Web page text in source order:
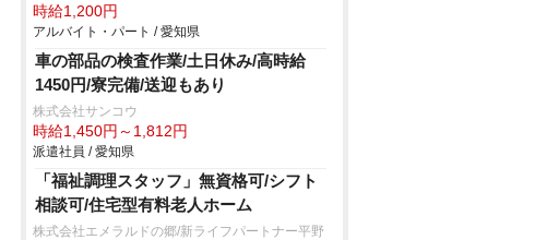
時給1,200円
アルバイト・パート / 愛知県
車の部品の検査作業/土日休み/高時給
1450円/寮完備/送迎もあり
株式会社サンコウ
時給1,450円～1,812円
派遣社員 / 愛知県
「福祉調理スタッフ」無資格可/シフト
相談可/住宅型有料老人ホーム
株式会社エメラルドの郷/新ライフパートナー平野